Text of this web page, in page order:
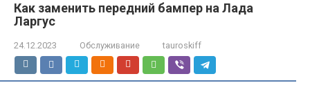
Как заменить передний бампер на Лада
Ларгус
24.12.2023 Обслуживание tauroskiff